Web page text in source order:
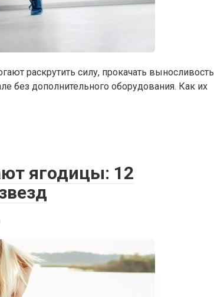
раскрутить силу, прокачать выносливость
без дополнительного оборудования. Как их
ягодицы: 12